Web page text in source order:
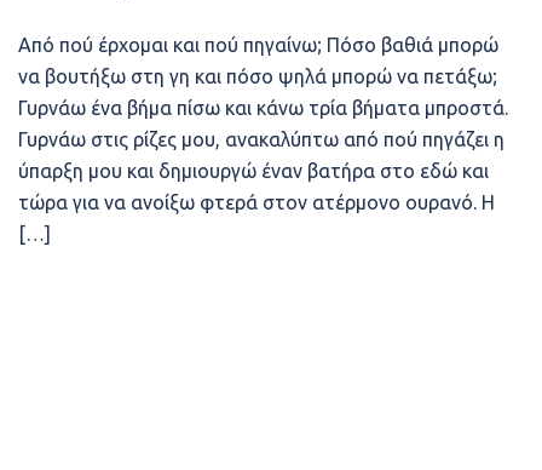
Από πού έρχομαι και πού πηγαίνω; Πόσο βαθιά μπορώ
να βουτήξω στη γη και πόσο ψηλά μπορώ να πετάξω;
Γυρνάω ένα βήμα πίσω και κάνω τρία βήματα μπροστά.
Γυρνάω στις ρίζες μου, ανακαλύπτω από πού πηγάζει η
ύπαρξη μου και δημιουργώ έναν βατήρα στο εδώ και
τώρα για να ανοίξω φτερά στον ατέρμονο ουρανό. Η
[…]